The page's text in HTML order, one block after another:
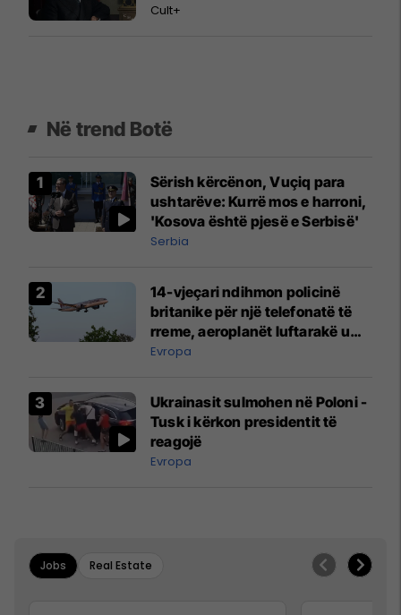
Cult+
Në trend Botë
Sërish kërcënon, Vuçiq para
ushtarëve: Kurrë mos e harroni,
'Kosova është pjesë e Serbisë'
Serbia
14-vjeçari ndihmon policinë
britanike për një telefonatë të
rreme, aeroplanët luftarakë u
ngritën në ajër për të
Mançesterit
Evropa
Ukrainasit sulmohen në Poloni -
Tusk i kërkon presidentit të
reagojë
Evropa
Jobs Real Estate